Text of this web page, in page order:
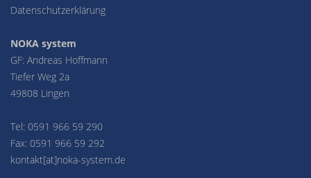
Datenschutzerklärung
NOKA system
GF: Andreas Hoffmann
Tiefer Weg 2a
49808 Lingen
Tel: 0591 966 59 290
Fax: 0591 966 59 292
kontakt[at]noka-system.de